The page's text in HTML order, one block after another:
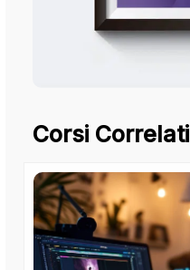
Corsi Correlati